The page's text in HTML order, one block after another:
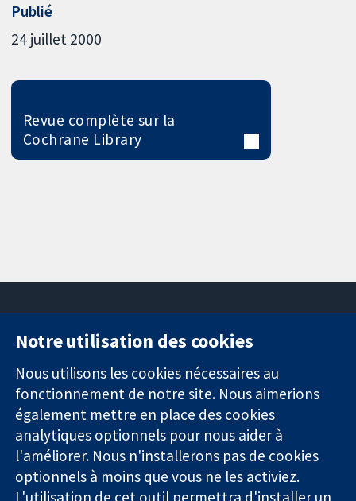
Publié
24 juillet 2000
Revue complète sur la
Cochrane Library
Des données
probantes.
Des décisions
éclairées.
Une meilleure
santé.
11-13 Cavendish
Square
Londres
W1G0AN
Royaume-Uni
nous
Actualités
Service de
presse
Qui sommes-
nous
Offres
d'emploi
Notre utilisation des cookies
Nous utilisons les cookies nécessaires au
fonctionnement de notre site. Nous aimerions
également mettre en place des cookies
analytiques optionnels pour nous aider à
l'améliorer. Nous n'installerons pas de cookies
optionnels à moins que vous ne les activiez.
L'utilisation de cet outil permettra d'installer un